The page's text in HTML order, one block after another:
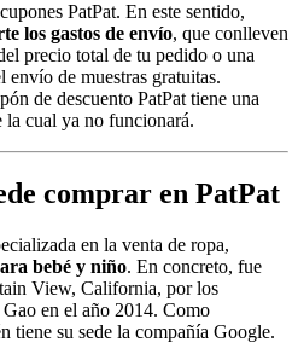
PatPat. En este sentido,
los gastos de envío, que conlleven
precio total de tu pedido o una
de muestras gratuitas.
de descuento PatPat tiene una
la cual ya no funcionará.
comprar en PatPat
en la venta de ropa,
bebé y niño. En concreto, fue
View, California, por los
en el año 2014. Como
tiene su sede la compañía Google.